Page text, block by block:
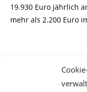
19.930 Euro jährlich
mehr als 2.200 Euro